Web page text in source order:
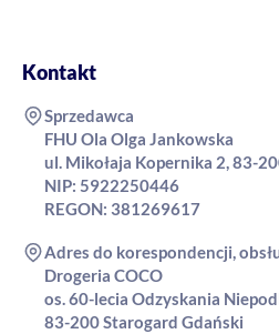
Kontakt
Sprzedawca
FHU Ola Olga Jankowska
ul. Mikołaja Kopernika 2, 83-
NIP: 5922250446
REGON: 381269617
Adres do korespondencji,
Drogeria COCO
os. 60-lecia Odzyskania
83-200 Starogard Gdański